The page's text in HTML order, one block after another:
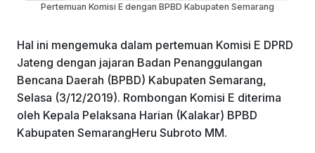
Pertemuan Komisi E dengan BPBD Kabupaten Semarang
Hal ini mengemuka dalam pertemuan Komisi E DPRD
Jateng dengan jajaran Badan Penanggulangan
Bencana Daerah (BPBD) Kabupaten Semarang,
Selasa (3/12/2019). Rombongan Komisi E diterima
oleh Kepala Pelaksana Harian (Kalakar) BPBD
Kabupaten SemarangHeru Subroto MM.